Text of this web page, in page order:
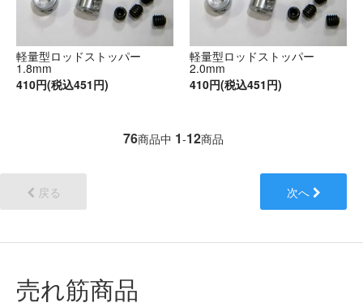
軽量型ロッドストッパー
1.8mm
410円(税込451円)
軽量型ロッドストッパー
2.0mm
410円(税込451円)
76商品中 1-12商品
戻る 次へ
売れ筋商品